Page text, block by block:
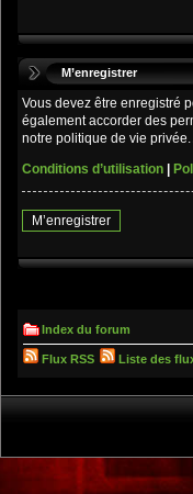
M’enregistrer
Vous devez être enregistré
également accorder des
notre politique de vie
Conditions d’utilisation
M’enregistrer
Index du forum
Flux RSS Liste des